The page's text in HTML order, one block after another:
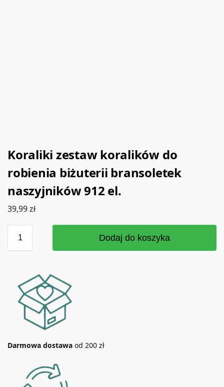
Koraliki zestaw koralików do
robienia biżuterii bransoletek
naszyjników 912 el.
39,99zł
Dodaj do koszyka
Darmowa dostawa od 200 zł